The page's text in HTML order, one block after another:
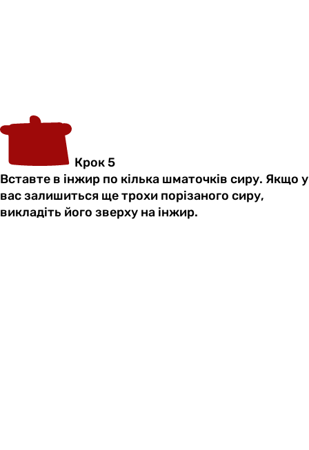
Крок 5
Вставте в інжир по кілька шматочків сиру. Якщо у
вас залишиться ще трохи порізаного сиру,
викладіть його зверху на інжир.